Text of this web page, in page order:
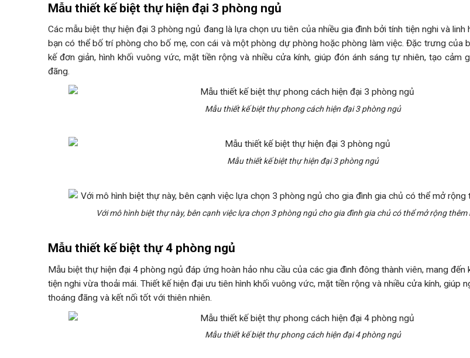
Mẫu thiết kế biệt thự hiện đại 3 phòng ngủ
Các mẫu biệt thự hiện đại 3 phòng ngủ đang là lựa chọn ưu tiên của nhiều gia đình bởi tính tiện nghi và linh
bạn có thể bố trí phòng cho bố mẹ, con cái và một phòng dự phòng hoặc phòng làm việc. Đặc trưng của
kế đơn giản, hình khối vuông vức, mặt tiền rộng và nhiều cửa kính, giúp đón ánh sáng tự nhiên, tạo cảm
đãng.
Mẫu thiết kế biệt thự phong cách hiện đại 3 phòng ngủ
Mẫu thiết kế biệt thự hiện đại 3 phòng ngủ
Với mô hình biệt thự này, bên cạnh việc lựa chọn 3 phòng ngủ cho gia đình gia chủ có thể mở rộng thêm
Mẫu thiết kế biệt thự 4 phòng ngủ
Mẫu biệt thự hiện đại 4 phòng ngủ đáp ứng hoàn hảo nhu cầu của các gia đình đông thành viên, mang đến
tiện nghi vừa thoải mái. Thiết kế hiện đại ưu tiên hình khối vuông vức, mặt tiền rộng và nhiều cửa kính, giúp
thoáng đãng và kết nối tốt với thiên nhiên.
Mẫu thiết kế biệt thự phong cách hiện đại 4 phòng ngủ